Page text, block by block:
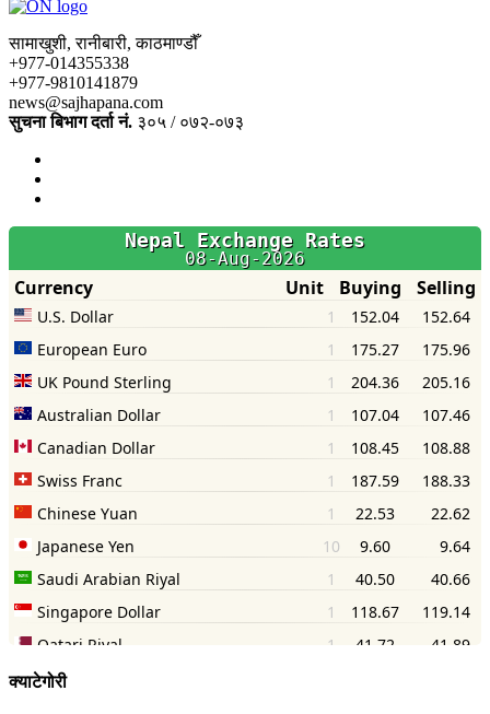
सामाखुशी, रानीबारी, काठमाण्डौँ
+977-014355338
+977-9810141879
news@sajhapana.com
सुचना बिभाग दर्ता नं. ३०५ / ०७२-०७३
क्याटेगोरी